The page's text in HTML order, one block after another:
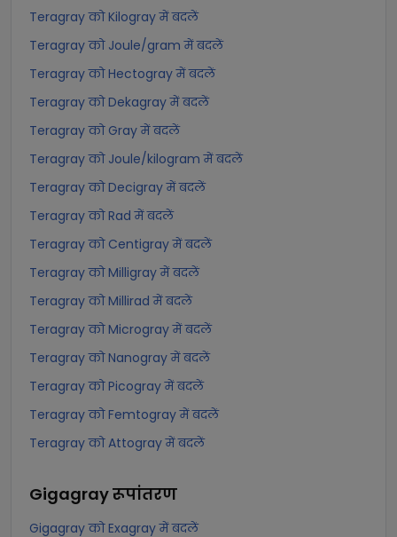
Teragray को Kilogray में बदलें
Teragray को Joule/gram में बदलें
Teragray को Hectogray में बदलें
Teragray को Dekagray में बदलें
Teragray को Gray में बदलें
Teragray को Joule/kilogram में बदलें
Teragray को Decigray में बदलें
Teragray को Rad में बदलें
Teragray को Centigray में बदलें
Teragray को Milligray में बदलें
Teragray को Millirad में बदलें
Teragray को Microgray में बदलें
Teragray को Nanogray में बदलें
Teragray को Picogray में बदलें
Teragray को Femtogray में बदलें
Teragray को Attogray में बदलें
Gigagrayरूपांतरण
Gigagray को Exagray में बदलें